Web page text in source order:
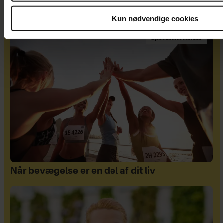
Kun nødvendige cookies
ægteskabet
Sponsoreret indhold
Når bevægelse er en del af dit liv